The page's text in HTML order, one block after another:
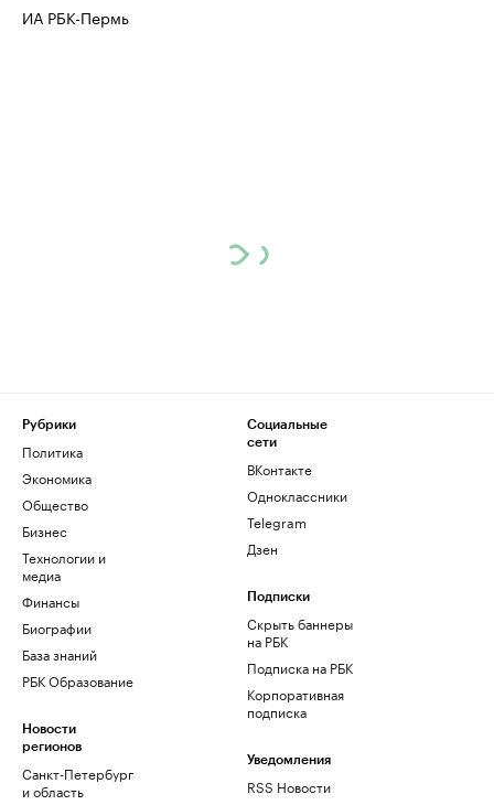
ИА РБК-Пермь
Рубрики
Политика
Экономика
Общество
Бизнес
Технологии и
медиа
Финансы
Биографии
База знаний
РБК Образование
Новости
регионов
Санкт-Петербург
и область
Социальные
сети
ВКонтакте
Одноклассники
Telegram
Дзен
Подписки
Скрыть баннеры
на РБК
Подписка на РБК
Корпоративная
подписка
Уведомления
RSS Новости